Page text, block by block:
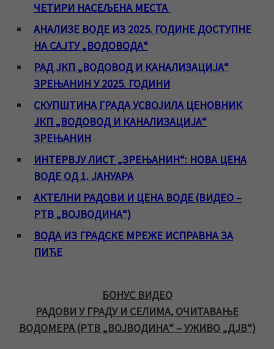
ЧЕТИРИ НАСЕЉЕНА МЕСТА
АНАЛИЗЕ ВОДЕ ИЗ 2025. ГОДИНЕ ДОСТУПНЕ
НА САЈТУ „ВОДОВОДА“
РАД ЈКП „ВОДОВОД И КАНАЛИЗАЦИЈА“
ЗРЕЊАНИН У 2025. ГОДИНИ
СКУПШТИНА ГРАДА УСВОЈИЛА ЦЕНОВНИК
ЈКП „ВОДОВОД И КАНАЛИЗАЦИЈА“
ЗРЕЊАНИН
ИНТЕРВЈУ ЛИСТ „ЗРЕЊАНИН“: НОВА ЦЕНА
ВОДЕ ОД 1. ЈАНУАРА
АКТЕЛНИ РАДОВИ И ЦЕНА ВОДЕ (ВИДЕО –
РТВ „ВОЈВОДИНА“)
ВОДА ИЗ ГРАДСКЕ МРЕЖЕ ИСПРАВНА ЗА
ПИЋЕ
БОНУС ВИДЕО
РАДОВИ У ГРАДУ И СЕЛИМА, ОЧИТАВАЊЕ
ВОДОМЕРА (РТВ „ВОЈВОДИНА“ – УЖИВО „ДЈВ“)